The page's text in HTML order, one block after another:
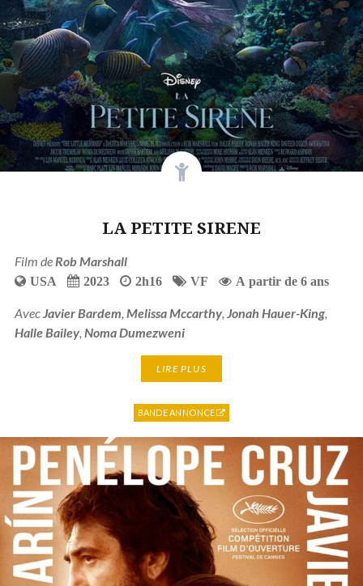
LA PETITE SIRENE
Film deRob Marshall
USA 2023 2h16 VF A partir de 6 ans
AvecJavier Bardem, Melissa Mccarthy, Jonah Hauer-King,
Halle Bailey, Noma Dumezweni
LIRE PLUS
BANDE ANNONCE